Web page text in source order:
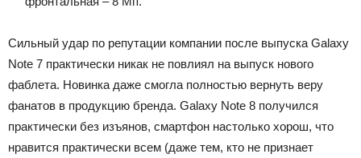
Сильный удар по репутации компании после выпуска Galaxy
Note 7 практически никак не повлиял на выпуск нового
фаблета. Новинка даже смогла полностью вернуть веру
фанатов в продукцию бренда. Galaxy Note 8 получился
практически без изъянов, смартфон настолько хорош, что
нравится практически всем (даже тем, кто не признает